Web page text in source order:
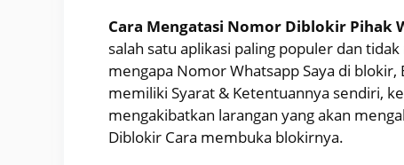
Cara Mengatasi Nomor Diblokir Pihak
salah satu aplikasi paling populer dan
mengapa Nomor Whatsapp Saya di
memiliki Syarat & Ketentuannya sendiri,
mengakibatkan larangan yang akan
Diblokir Cara membuka blokirnya.